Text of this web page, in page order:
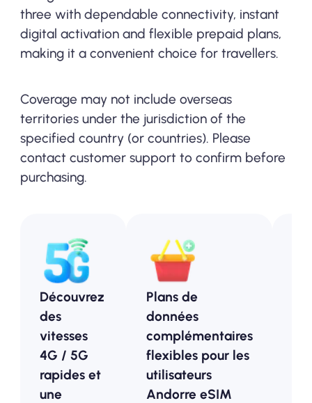
three with dependable connectivity, instant
digital activation and flexible prepaid plans,
making it a convenient choice for travellers.
Coverage may not include overseas
territories under the jurisdiction of the
specified country (or countries). Please
contact customer support to confirm before
purchasing.
Découvrez
des
vitesses
4G / 5G
rapides et
une
Plans de
données
complémentaires
flexibles pour les
utilisateurs
Andorre eSIM